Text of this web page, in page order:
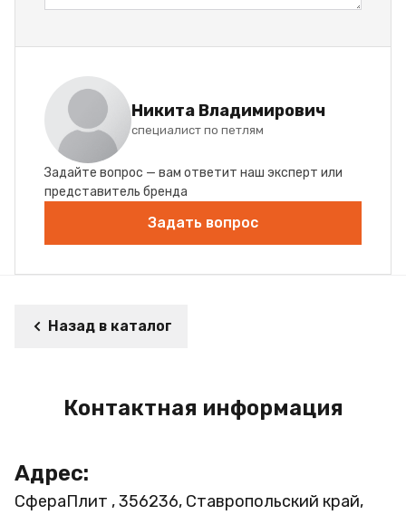
Никита Владимирович
специалист по петлям
Задайте вопрос — вам ответит наш эксперт или
представитель бренда
Задать вопрос
Назад в каталог
Контактная информация
Адрес:
СфераПлит , 356236, Ставропольский край,